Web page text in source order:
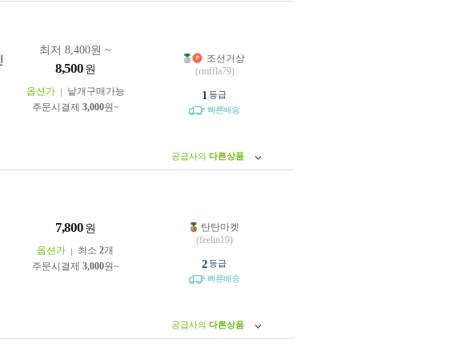
최저 8,400원 ~
8,500 원
옵션가
낱개구매가능
주문시결제 3,000원~
조선거상
(rmffla79)
1 등급
빠른배송
공급사의 다른상품
7,800 원
옵션가 최소 2개
주문시결제 3,000원~
탄탄마켓
(feelin19)
2등급
빠른배송
공급사의 다른상품